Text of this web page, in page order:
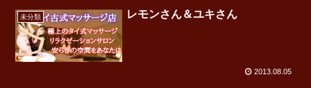
未分類 レモンさん＆ユキさん
2013.08.05